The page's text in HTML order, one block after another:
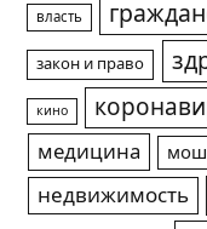
власть
закон и право
кино
медицина
недвижимость